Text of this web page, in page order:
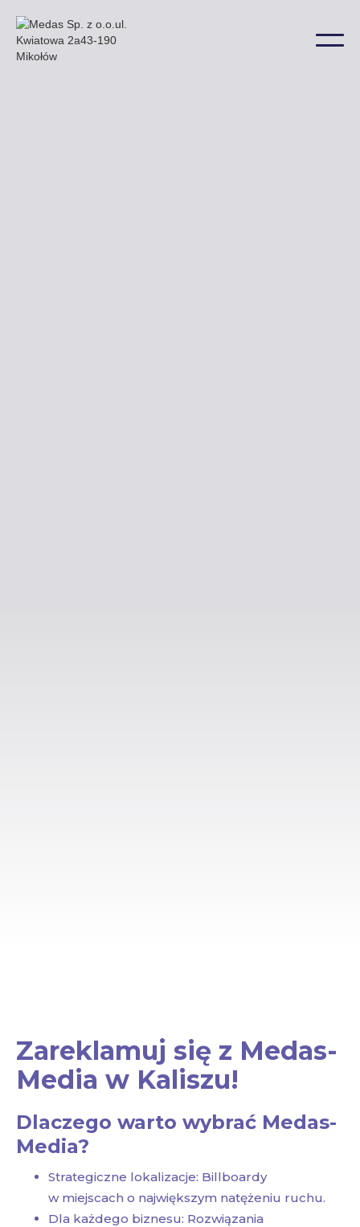
Zareklamuj się z Medas-
Media w Kaliszu!
Dlaczego warto wybrać Medas-
Media?
Strategiczne lokalizacje: Billboardy
w miejscach o największym natężeniu ruchu.
Dla każdego biznesu: Rozwiązania